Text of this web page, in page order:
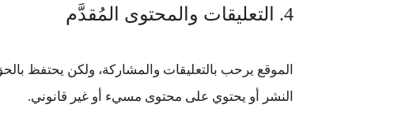
4. التعليقات والمحتوى المُقدَّم
الموقع يرحب بالتعليقات والمشاركة، ولكن يحتفظ
النشر أو يحتوي على محتوى مسيء أو غير قانوني.